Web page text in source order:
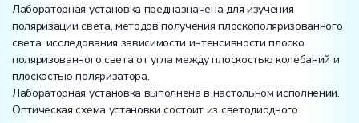
Лабораторная установка предназначена для изучения
поляризации света, методов получения плоскополяризованного
света, исследования зависимости интенсивности плоско
поляризованного света от угла между плоскостью колебаний и
плоскостью поляризатора.
Лабораторная установка выполнена в настольном исполнении.
Оптическая схема установки состоит из светодиодного